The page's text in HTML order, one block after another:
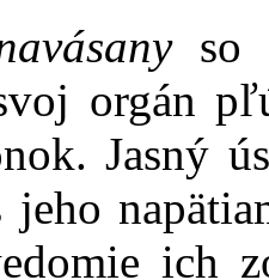
so
orgán
Jasný
ich